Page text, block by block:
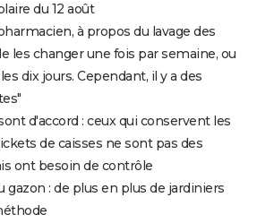
du 12 août
à propos du lavage des
les changer une fois par semaine, ou
dix jours. Cependant, il y a des
d'accord : ceux qui conservent les
de caisses ne sont pas des
ont besoin de contrôle
gazon : de plus en plus de jardiniers